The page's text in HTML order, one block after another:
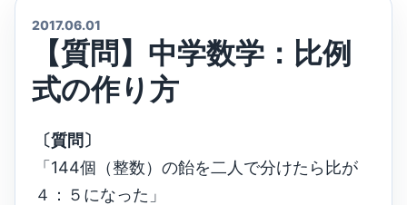
2017.06.01
【質問】中学数学：比例
式の作り方
〔質問〕
「144個（整数）の飴を二人で分けたら比が
４：５になった」